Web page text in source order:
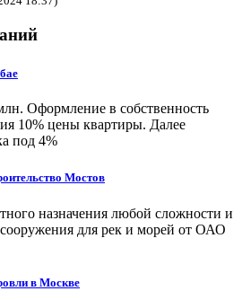
Оформление в собственность
10% цены квартиры. Далее
под 4%
Мостов
назначения любой сложности и
для рек и морей от ОАО
в Москве